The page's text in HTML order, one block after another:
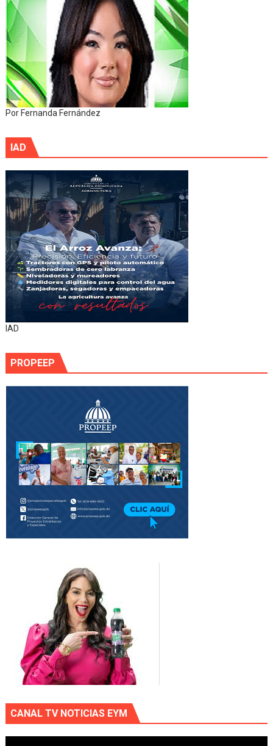
Por Fernanda Fernández
IAD
IAD
PROPEEP
CANAL TV NOTICIAS EYM